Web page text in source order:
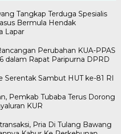
Tangkap Terduga Spesialis
Bermula Hendak
Lapar
Perubahan KUA-PPAS
dalam Rapat Paripurna DPRD
Serentak Sambut HUT ke-81 RI
Pemkab Tubaba Terus Dorong
KUR
Pria Di Tulang Bawang